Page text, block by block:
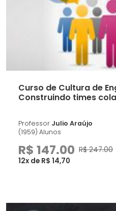
Curso de Cultura de
Construindo times
Professor Julio Araújo
(1959) Alunos
R$ 147.00 R$ 247.00
12x de R$ 14,70